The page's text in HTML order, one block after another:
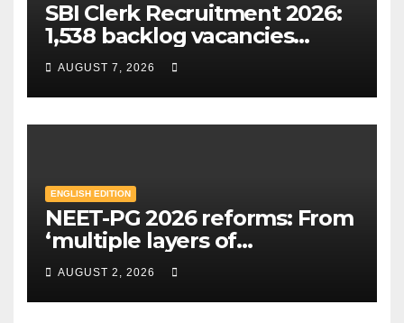
SBI Clerk Recruitment 2026:
1,538 backlog vacancies
announced in special drive;
Check eligibility & how to
apply | Mint
AUGUST 7, 2026
ENGLISH EDITION
NEET-PG 2026 reforms: From
‘multiple layers of
encryption’ to centres closer
to home — Key changes in 30
August exam | Mint
AUGUST 2, 2026